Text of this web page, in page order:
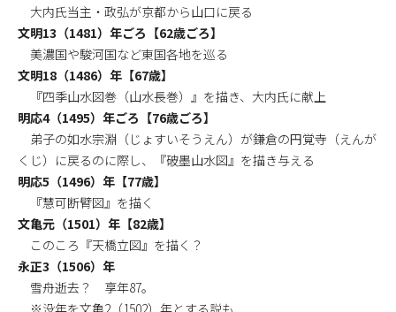
大内氏当主・政弘が京都から山口に戻る
文明13（1481）年ごろ【62歳ごろ】
美濃国や駿河国など東国各地を巡る
文明18（1486）年【67歳】
『四季山水図巻（山水長巻）』を描き、大内氏に献上
明応4（1495）年ごろ【76歳ごろ】
弟子の如水宗淵（じょすいそうえん）が鎌倉の円覚寺（えんが
くじ）に戻るのに際し、『破墨山水図』を描き与える
明応5（1496）年【77歳】
『慧可断臂図』を描く
文亀元（1501）年【82歳】
このころ『天橋立図』を描く？
永正3（1506）年
雪舟逝去？ 享年87。
※没年を文亀2（1502）年とする説も